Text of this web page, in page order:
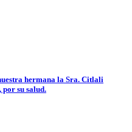
hermana la Sra. Citlali
su salud.